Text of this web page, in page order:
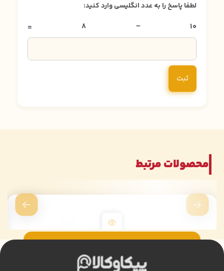
لطفا پاسخ را به عدد انگلیسی وارد کنید:
10 − 8 =
محصولات مرتبط